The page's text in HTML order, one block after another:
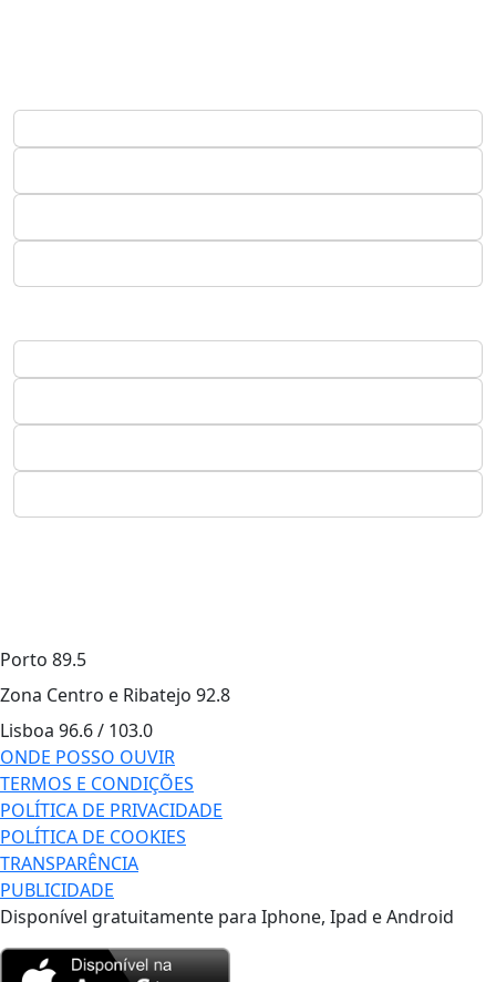
Porto 89.5
Zona Centro e Ribatejo 92.8
Lisboa 96.6 / 103.0
ONDE POSSO OUVIR
TERMOS E CONDIÇÕES
POLÍTICA DE PRIVACIDADE
POLÍTICA DE COOKIES
TRANSPARÊNCIA
PUBLICIDADE
Disponível gratuitamente para Iphone, Ipad e Android